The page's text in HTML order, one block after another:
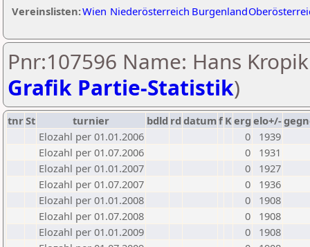
Vereinslisten:Wien Niederösterreich Burgenland
Pnr:107596 Name: Hans
Grafik Partie-Statistik)
tnrSt turnier bdld rd datumf Kerg elo+/-
Elozahl per 01.01.2006
0
1939
Elozahl per 01.07.2006
0
1931
Elozahl per 01.01.2007
0
1927
Elozahl per 01.07.2007
0
1936
Elozahl per 01.01.2008
0
1908
Elozahl per 01.07.2008
0
1908
Elozahl per 01.01.2009
0
1908